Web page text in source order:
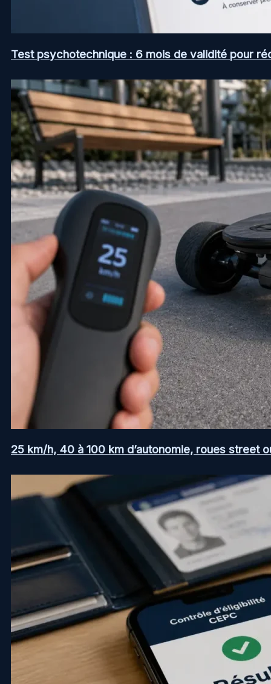
Test psychotechnique : 6 mois de validité pour
25 km/h, 40 à 100 km d’autonomie, roues street